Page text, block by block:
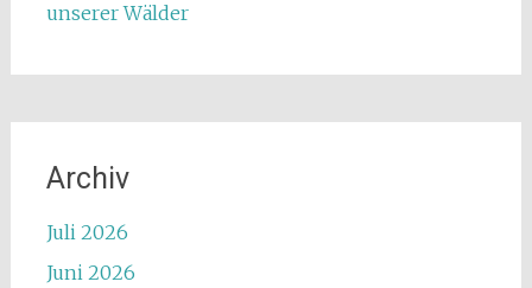
unserer Wälder
Archiv
Juli 2026
Juni 2026